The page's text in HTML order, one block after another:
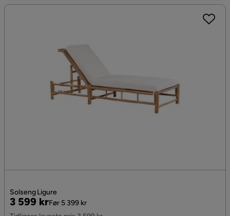
Solseng Ligure
Pris
3 599 kr
Original
Pris
Før 5 399 kr